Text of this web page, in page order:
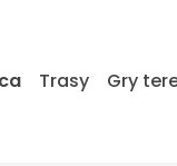
Trasy Gry